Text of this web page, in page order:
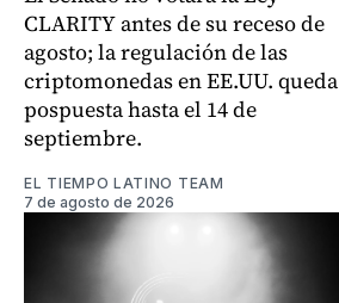
CLARITY antes de su receso de
agosto; la regulación de las
criptomonedas en EE.UU. queda
pospuesta hasta el 14 de
septiembre.
EL TIEMPO LATINO TEAM
7 de agosto de 2026